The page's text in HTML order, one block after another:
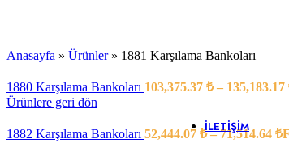
İLETIŞIM
Anasayfa » Ürünler» 1881 Karşılama Bankoları
1880 Karşılama Bankoları 103,375.37 ₺ – 135,183.17
Ürünlere geri dön
1882 Karşılama Bankoları 52,444.07 ₺ –71,514.64 ₺